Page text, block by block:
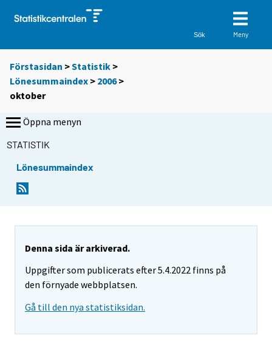
Sök Meny
Förstasidan >Statistik >
Lönesummaindex > 2006>
oktober
Öppna menyn
STATISTIK
Lönesummaindex
Denna sida är arkiverad.
Uppgifter som publicerats efter 5.4.2022 finns på
den förnyade webbplatsen.
Gå till den nya statistiksidan.